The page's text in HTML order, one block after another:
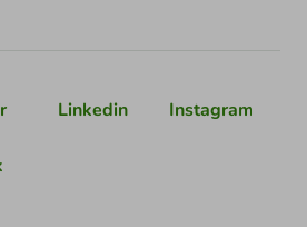
Linkedin Instagram